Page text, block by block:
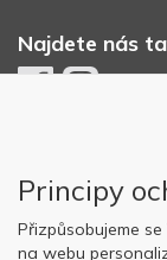
Najdete nás
Principy
Přizpůsobujeme
na webu